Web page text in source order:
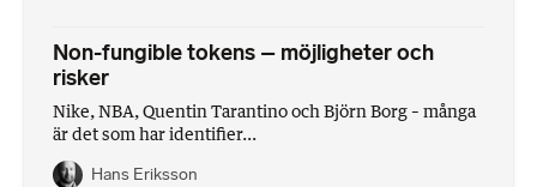
Non-fungible tokens – möjligheter och
risker
Nike, NBA, Quentin Tarantino och Björn Borg – många
är det som har identifier...
Hans Eriksson